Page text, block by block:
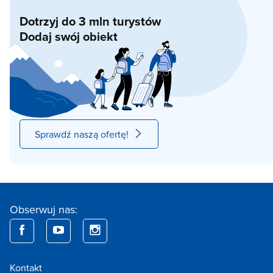
Dotrzyj do 3 mln turystów
Dodaj swój obiekt
Sprawdź naszą ofertę!
Obserwuj nas:
Kontakt